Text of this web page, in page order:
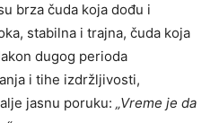
brza čuda koja dođu i
stabilna i trajna, čuda koja
dugog perioda
i tihe izdržljivosti,
jasnu poruku: „Vreme je da